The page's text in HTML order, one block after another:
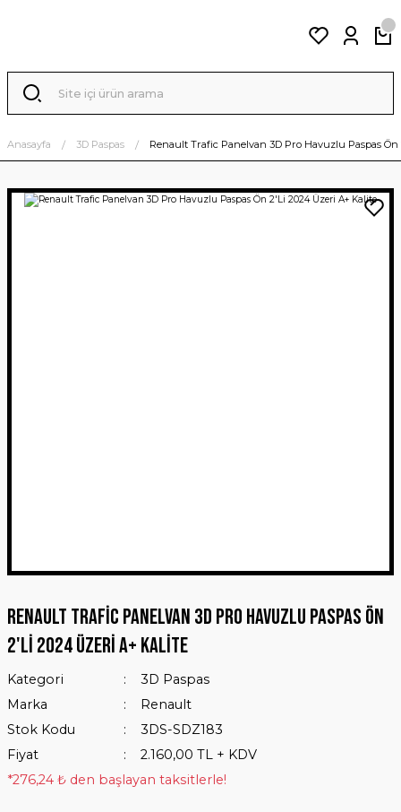
Anasayfa 3D Paspas Renault Trafic Panelvan 3D Pro Havuzlu Paspas
Renault Trafic Panelvan 3D Pro Havuzlu Paspas Ön
2'Li 2024 Üzeri A+ Kalite
Kategori
3D Paspas
Marka
Renault
Stok Kodu
3DS-SDZ183
Fiyat
2.160,00 TL + KDV
*276,24 ₺ den başlayan taksitlerle!